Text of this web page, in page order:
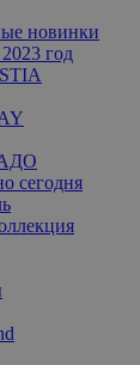
новинки
год
сегодня